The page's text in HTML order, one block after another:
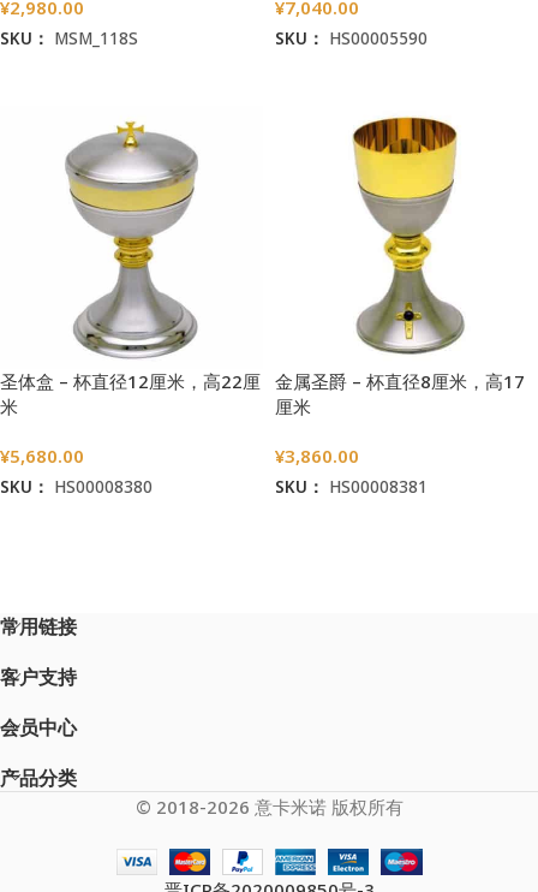
¥2,980.00
SKU： MSM_118S
¥7,040.00
SKU： HS00005590
圣体盒 – 杯直径12厘米，高22厘
米
¥5,680.00
SKU： HS00008380
金属圣爵 – 杯直径8厘米，高17
厘米
¥3,860.00
SKU： HS00008381
常用链接
客户支持
会员中心
产品分类
© 2018-2026 意卡米诺 版权所有